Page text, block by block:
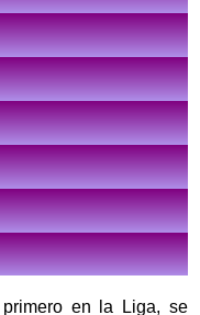
en la Liga, se